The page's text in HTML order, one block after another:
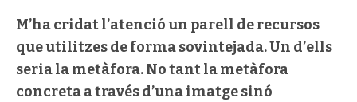
M’ha cridat l’atenció un parell de recursos
que utilitzes de forma sovintejada. Un d’ells
seria la metàfora. No tant la metàfora
concreta a través d’una imatge sinó